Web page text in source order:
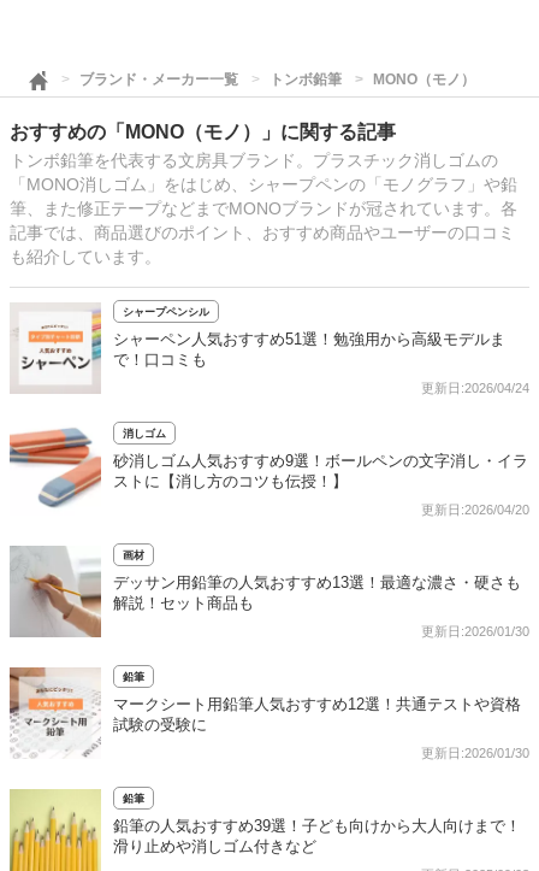
ブランド・メーカー一覧 トンボ鉛筆 MONO（モノ）
おすすめの「MONO（モノ）」に関する記事
トンボ鉛筆を代表する文房具ブランド。プラスチック消しゴムの
「MONO消しゴム」をはじめ、シャープペンの「モノグラフ」や鉛
筆、また修正テープなどまでMONOブランドが冠されています。各
記事では、商品選びのポイント、おすすめ商品やユーザーの口コミ
も紹介しています。
シャープペンシル
シャーペン人気おすすめ51選！勉強用から高級モデルま
で！口コミも
更新日:2026/04/24
消しゴム
砂消しゴム人気おすすめ9選！ボールペンの文字消し・イラ
ストに【消し方のコツも伝授！】
更新日:2026/04/20
画材
デッサン用鉛筆の人気おすすめ13選！最適な濃さ・硬さも
解説！セット商品も
更新日:2026/01/30
鉛筆
マークシート用鉛筆人気おすすめ12選！共通テストや資格
試験の受験に
更新日:2026/01/30
鉛筆
鉛筆の人気おすすめ39選！子ども向けから大人向けまで！
滑り止めや消しゴム付きなど